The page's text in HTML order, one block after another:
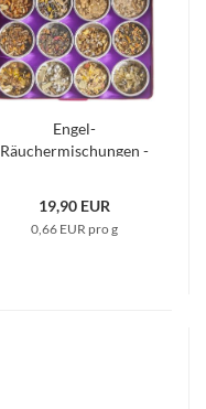
Engel-
Räuchermischungen -
19,90 EUR
0,66 EUR pro g